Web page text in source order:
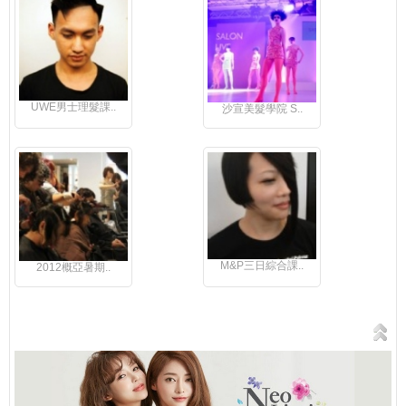
UWE男士理髮課.. 沙宣美髮學院 S..
2012概亞暑期.. M&P三日綜合課..